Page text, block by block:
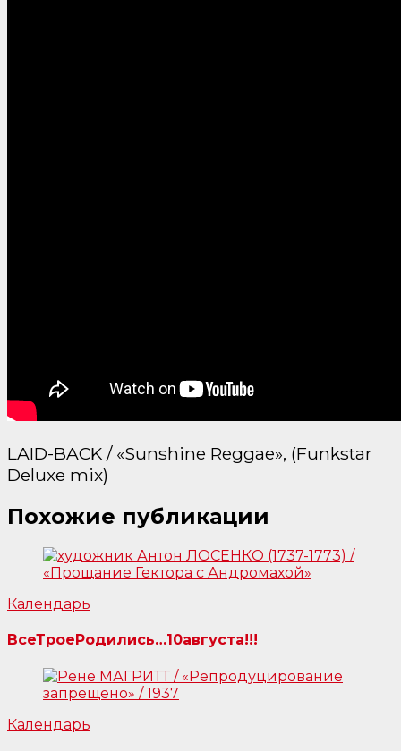
LAID-BACK / «Sunshine Reggae», (Funkstar
Deluxe mix)
Похожие публикации
Календарь
ВсеТроеРодились…10августа!!!
Календарь